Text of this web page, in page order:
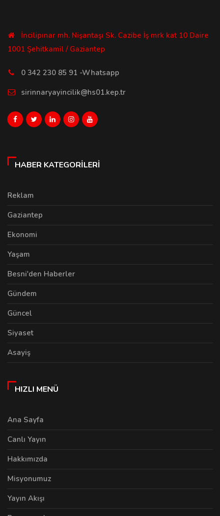
İncilipınar mh. Nişantaşı Sk. Cazibe İş mrk kat 10 Daire
1001 Şehitkamil / Gaziantep
0 342 230 85 91 -Whatsapp
sirinnaryayincilik@hs01.kep.tr
HABER KATEGORILERI
Reklam
Gaziantep
Ekonomi
Yaşam
Besni'den Haberler
Gündem
Güncel
Siyaset
Asayiş
HIZLI MENÜ
Ana Sayfa
Canlı Yayın
Hakkımızda
Misyonumuz
Yayın Akışı